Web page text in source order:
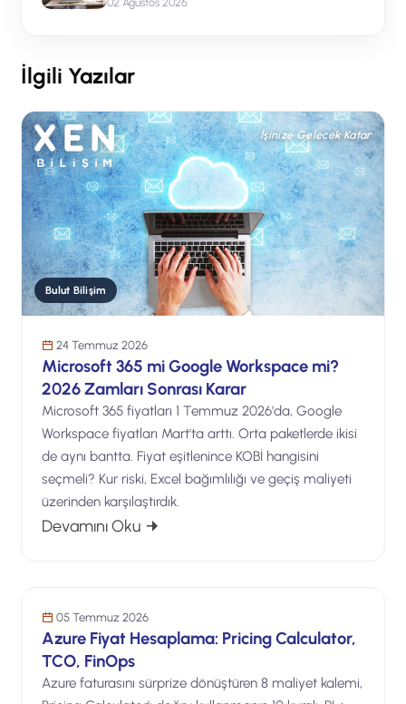
İlgili Yazılar
İşinize Gelecek Katar
Bulut Bilişim
24 Temmuz 2026
Microsoft 365 mi Google Workspace mi?
2026 Zamları Sonrası Karar
Microsoft 365 fiyatları 1 Temmuz 2026'da, Google
Workspace fiyatları Mart'ta arttı. Orta paketlerde ikisi
de aynı bantta. Fiyat eşitlenince KOBİ hangisini
seçmeli? Kur riski, Excel bağımlılığı ve geçiş maliyeti
üzerinden karşılaştırdık.
Devamını Oku: Microsoft 365 mi Google Workspace
05 Temmuz 2026
Azure Fiyat Hesaplama: Pricing Calculator,
TCO, FinOps
Azure faturasını sürprize dönüştüren 8 maliyet kalemi,